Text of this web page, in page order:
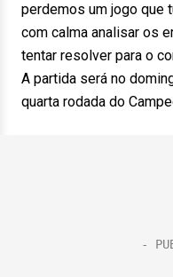
perdemos um jogo que
com calma analisar os
tentar resolver para o
A partida será no
quarta rodada do